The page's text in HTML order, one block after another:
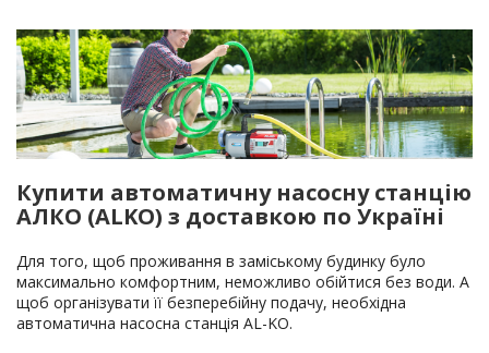
Купити автоматичну насосну станцію
АЛКО (ALKO) з доставкою по Україні
Для того, щоб проживання в заміському будинку було
максимально комфортним, неможливо обійтися без води. А
щоб організувати її безперебійну подачу, необхідна
автоматична насосна станція AL-KO.